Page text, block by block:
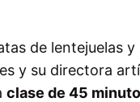
de lentejuelas y
y su directora
clase de 45